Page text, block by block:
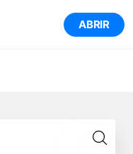
ABRIR